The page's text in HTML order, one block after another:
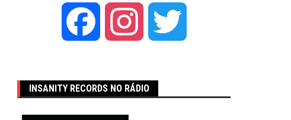
Facebook Instagram
INSANITY RECORDS NO RÁDIO